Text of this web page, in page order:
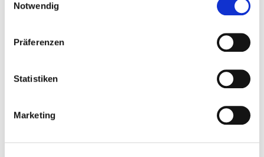
Notwendig
Präferenzen
Statistiken
Marketing